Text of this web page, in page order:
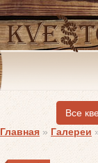
Все
Главная » Галереи